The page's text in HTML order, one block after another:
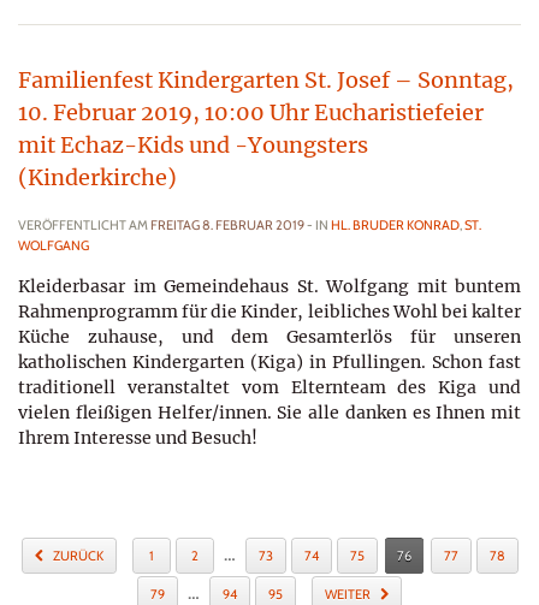
Familienfest Kindergarten St. Josef – Sonntag,
10. Februar 2019, 10:00 Uhr Eucharistiefeier
mit Echaz-Kids und -Youngsters
(Kinderkirche)
VERÖFFENTLICHT AM FREITAG 8. FEBRUAR 2019- IN HL. BRUDER KONRAD,ST.
WOLFGANG
Kleiderbasar im Gemeindehaus St. Wolfgang mit buntem
Rahmenprogramm für die Kinder, leibliches Wohl bei kalter
Küche zuhause, und dem Gesamterlös für unseren
katholischen Kindergarten (Kiga) in Pfullingen. Schon fast
traditionell veranstaltet vom Elternteam des Kiga und
vielen fleißigen Helfer/innen. Sie alle danken es Ihnen mit
Ihrem Interesse und Besuch!
ZURÜCK 1 2 … 73 74 75 76 77 78
79 … 94 95 WEITER